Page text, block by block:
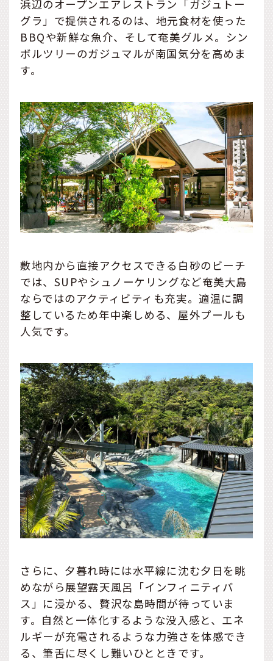
浜辺のオープンエアレストラン「ガジュトー
グラ」で提供されるのは、地元食材を使った
BBQや新鮮な魚介、そして奄美グルメ。シン
ボルツリーのガジュマルが南国気分を高めま
す。
敷地内から直接アクセスできる白砂のビーチ
では、SUPやシュノーケリングなど奄美大島
ならではのアクティビティも充実。適温に調
整しているため年中楽しめる、屋外プールも
人気です。
さらに、夕暮れ時には水平線に沈む夕日を眺
めながら展望露天風呂「インフィニティバ
ス」に浸かる、贅沢な島時間が待っていま
す。自然と一体化するような没入感と、エネ
ルギーが充電されるような力強さを体感でき
る、筆舌に尽くし難いひとときです。